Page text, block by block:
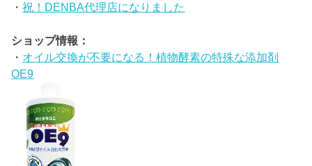
・祝！DENBA代理店になりました
ショップ情報：
・ オイル交換が不要になる！植物酵素の特殊な添加剤
OE9